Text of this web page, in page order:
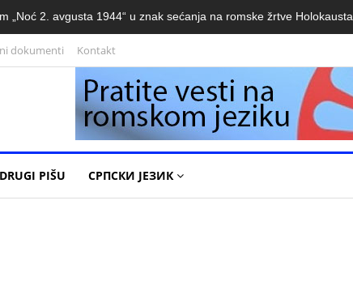
„Noć 2. avgusta 1944“ u znak sećanja na romske žrtve Holokausta
dokumenti Kontakt
DRUGI PIŠU СРПСКИ ЈЕЗИК